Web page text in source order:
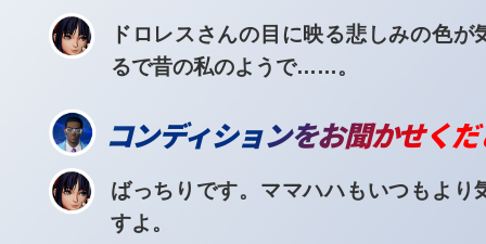
ドロレスさんの目に映る悲しみの色が
るで昔の私のようで……。
コンディションをお聞かせく
ばっちりです。ママハハもいつもより
すよ。